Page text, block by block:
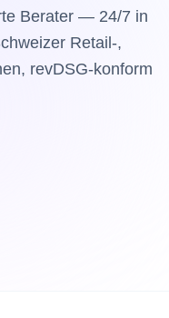
Berater — 24/7 in
Retail-,
revDSG-konform